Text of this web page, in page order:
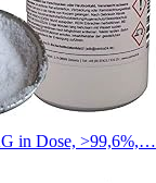
in Dose, >99,6%,…